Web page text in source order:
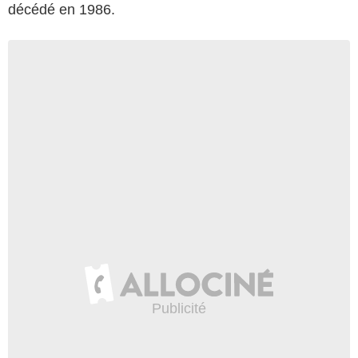
décédé en 1986.